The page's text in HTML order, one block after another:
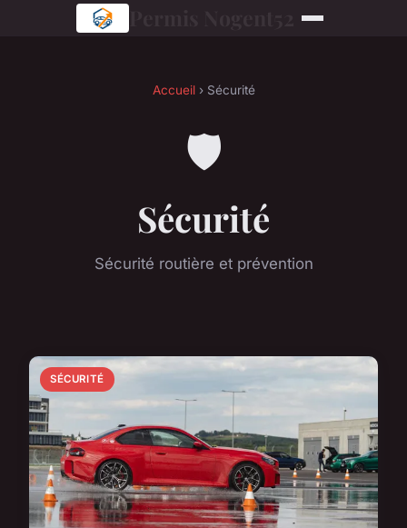
Accueil› Sécurité
🛡️
Sécurité
Sécurité routière et prévention
SÉCURITÉ